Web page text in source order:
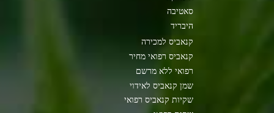
סאטיבה
היבריד
קנאביס למכירה
קנאביס רפואי מחיר
רפואי ללא מרשם
שמן קנאביס לאידוי
שקיות קנאביס רפואי